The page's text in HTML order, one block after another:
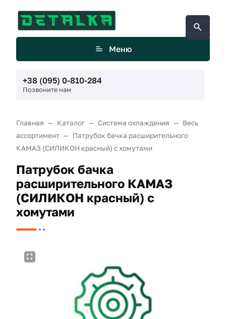
Меню
+38 (095) 0-810-284
Позвоните нам
Главная Каталог Система охлаждения
Весь
ассортимент
Патрубок бачка расширительного
КАМАЗ (СИЛИКОН красный) с хомутами
Патрубок бачка
расширительного КАМАЗ
(СИЛИКОН красный) с
хомутами